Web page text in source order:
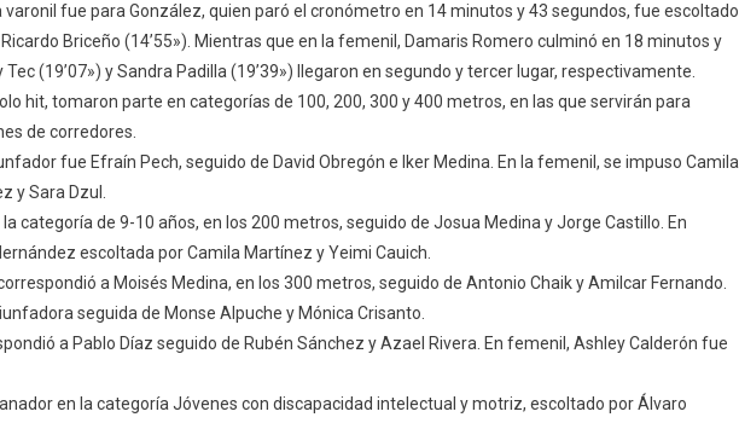
Primera
Fecha
Del
De
Corre
Por
Mérida
2020
varonil fue para González, quien paró el cronómetro en 14 minutos y 43 segundos, fue escoltado
Briceño (14’55»). Mientras que en la femenil, Damaris Romero culminó en 18 minutos y
(19’07») y Sandra Padilla (19’39») llegaron en segundo y tercer lugar, respectivamente.
hit, tomaron parte en categorías de 100, 200, 300 y 400 metros, en las que servirán para
de corredores.
fue Efraín Pech, seguido de David Obregón e Iker Medina. En la femenil, se impuso Camila
y Sara Dzul.
categoría de 9-10 años, en los 200 metros, seguido de Josua Medina y Jorge Castillo. En
escoltada por Camila Martínez y Yeimi Cauich.
a Moisés Medina, en los 300 metros, seguido de Antonio Chaik y Amilcar Fernando.
seguida de Monse Alpuche y Mónica Crisanto.
a Pablo Díaz seguido de Rubén Sánchez y Azael Rivera. En femenil, Ashley Calderón fue
en la categoría Jóvenes con discapacidad intelectual y motriz, escoltado por Álvaro